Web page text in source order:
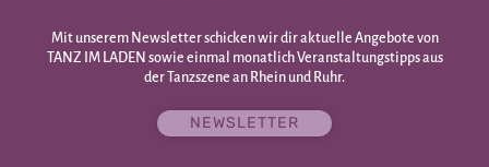
Mit unserem Newsletter schicken wir dir aktuelle Angebote von
TANZ IM LADEN sowie einmal monatlich Veranstaltungstipps aus
der Tanzszene an Rhein und Ruhr.
NEWSLETTER